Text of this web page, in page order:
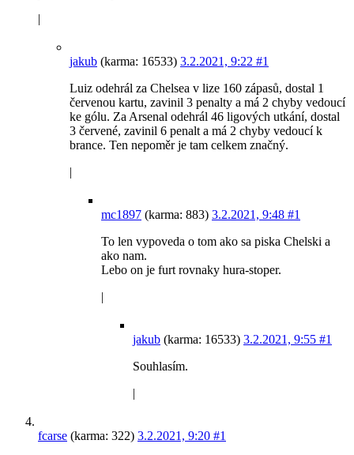
|
jakub (karma: 16533) 3.2.2021, 9:22 #1
Luiz odehrál za Chelsea v lize 160 zápasů, dostal 1
červenou kartu, zavinil 3 penalty a má 2 chyby vedoucí
ke gólu. Za Arsenal odehrál 46 ligových utkání, dostal
3 červené, zavinil 6 penalt a má 2 chyby vedoucí k
brance. Ten nepoměr je tam celkem značný.
|
mc1897 (karma: 883) 3.2.2021, 9:48 #1
To len vypoveda o tom ako sa piska Chelski a
ako nam.
Lebo on je furt rovnaky hura-stoper.
|
jakub (karma: 16533) 3.2.2021, 9:55 #1
Souhlasím.
|
fcarse (karma: 322) 3.2.2021, 9:20 #1